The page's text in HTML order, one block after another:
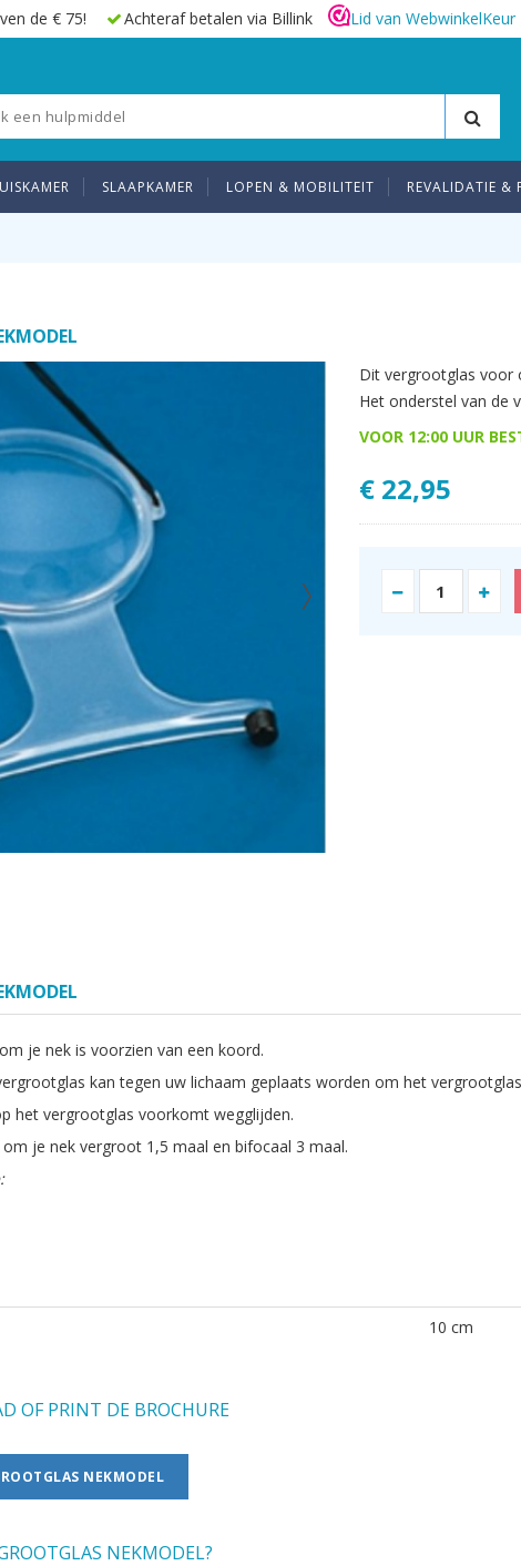
de € 75! Achteraf betalen via Billink Lid van WebwinkelKeur
SLAAPKAMER LOPEN & MOBILITEIT REVALIDATIE &
Dit vergrootglas voor
Het onderstel van de
VOOR 12:00 UUR
€ 22,95
je nek is voorzien van een koord.
kan tegen uw lichaam geplaats worden om het
het vergrootglas voorkomt wegglijden.
je nek vergroot 1,5 maal en bifocaal 3 maal.
10 cm
OF PRINT DE BROCHURE
NEKMODEL
NEKMODEL?